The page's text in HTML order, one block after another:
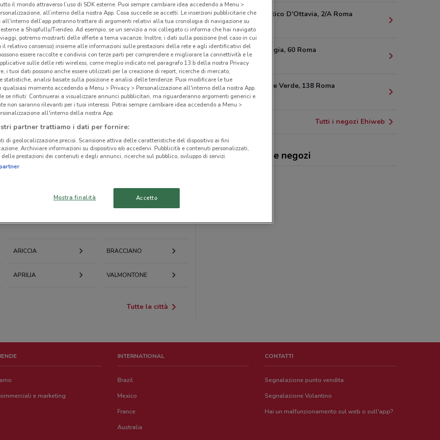
CIAMPINO
ARICCIA BRACCIANO
APRILIA VALMONTONE
Tutte le città
Via Del Portico D'Ottavia, 2/A Roma
4.8 km
Via Val Maggia, 60 Roma
5.3 km
Via Di Monte Verde, 138 Roma
5.5 km
Tutti i negozi Ehiweb
Ehiweb, offerte e negozi
e marketing
INTERNATIONAL
Brazil
Mexico
France
Australia
CONTATTI
Segnalazione punto vendita
Segnalazione Volantino
Hai un malfunzionamento sul web o sull'app?
il mondo attraverso l’uso di SDK esterne. Puoi sempre cambiare idea accedendo a Menu >
all’interno della nostra App. Cosa succede se accetti: Le inserzioni pubblicitarie che
all'interno dell’app potranno trattare di argomenti relativi alla tua cronologia di navigazione su
a Shopfully/Tiendeo. Ad esempio, se un servizio a noi collegato ci informa che hai navigato
potremo mostrarti delle offerte a tema vacanze. Inoltre, i dati sulla posizione (nel caso in cui
il relativo consenso) insieme alle informazioni sulle prestazioni della rete e agli identificativi del
essere raccolte e condivisi con terze parti per comprendere e migliorare la connettività e le
sulle delle reti wireless, come meglio indicato nel paragrafo 13.b della nostra Privacy
i tuoi dati possono anche essere utilizzati per la creazione di report, ricerche di mercato,
statistiche, analisi basate sulla posizione e analisi delle tendenze. Puoi modificare le tue
qualsiasi momento accedendo a Menu > Privacy > Personalizzazione all'interno della nostra App.
se rifiuti: Continuerai a visualizzare annunci pubblicitari, ma riguarderanno argomenti generici e
non saranno rilevanti per i tuoi interessi. Potrai sempre cambiare idea accedendo a Menu >
all'interno della nostra App.
partner trattiamo i dati per fornire:
di geolocalizzazione precisi. Scansione attiva delle caratteristiche del dispositivo ai fini
Archiviare informazioni su dispositivo e/o accedervi. Pubblicità e contenuti personalizzati,
prestazioni dei contenuti e degli annunci, ricerche sul pubblico, sviluppo di servizi.
Mostra finalità Accetto